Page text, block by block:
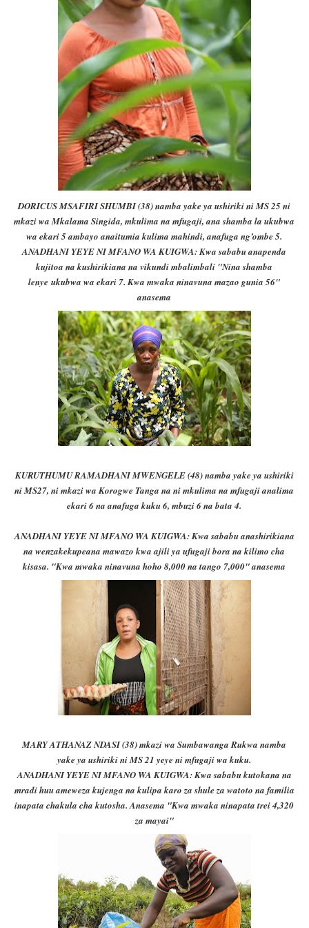
DORICUS MSAFIRI SHUMBI (38) namba yake ya ushiriki ni MS 25 ni
mkazi wa Mkalama Singida, mkulima na mfugaji, ana shamba la ukubwa
wa ekari 5 ambayo anaitumia kulima mahindi, anafuga ng’ombe 5.
ANADHANI YEYE NI MFANO WA KUIGWA: Kwa sababu anapenda
kujitoa na kushirikiana na vikundi mbalimbali "Nina shamba
lenye ukubwa wa ekari 7. Kwa mwaka ninavuna mazao gunia 56"
anasema
KURUTHUMU RAMADHANI MWENGELE (48) namba yake ya ushiriki
ni MS27, ni mkazi wa Korogwe Tanga na ni mkulima na mfugaji analima
ekari 6 na anafuga kuku 6, mbuzi 6 na bata 4.
ANADHANI YEYE NI MFANO WA KUIGWA: Kwa sababu anashirikiana
na wenzakekupeana mawazo kwa ajili ya ufugaji bora na kilimo cha
kisasa. "Kwa mwaka ninavuna hoho 8,000 na tango 7,000" anasema
MARY ATHANAZ NDASI (38) mkazi wa Sumbawanga Rukwa namba
yake ya ushiriki ni MS 21 yeye ni mfugaji wa kuku.
ANADHANI YEYE NI MFANO WA KUIGWA: Kwa sababu kutokana na
mradi huu ameweza kujenga na kulipa karo za shule za watoto na familia
inapata chakula cha kutosha.Anasema "Kwa mwaka ninapata trei 4,320
za mayai"